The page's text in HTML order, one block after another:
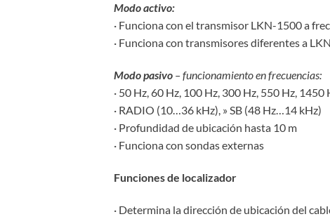
Modo activo:
· Funciona con el transmisor LKN-1500 a
· Funciona con transmisores diferentes a
Modo pasivo – funcionamiento en frecuencias:
· 50 Hz, 60 Hz, 100 Hz, 300 Hz, 550 Hz, 1450
· RADIO (10…36 kHz), » SB (48 Hz…14 kHz)
· Profundidad de ubicación hasta 10 m
· Funciona con sondas externas
Funciones de localizador
· Determina la dirección de ubicación del